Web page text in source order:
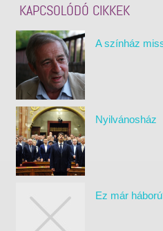
KAPCSOLÓDÓ CIKKEK
A színház
Nyilvánosház
Ez már